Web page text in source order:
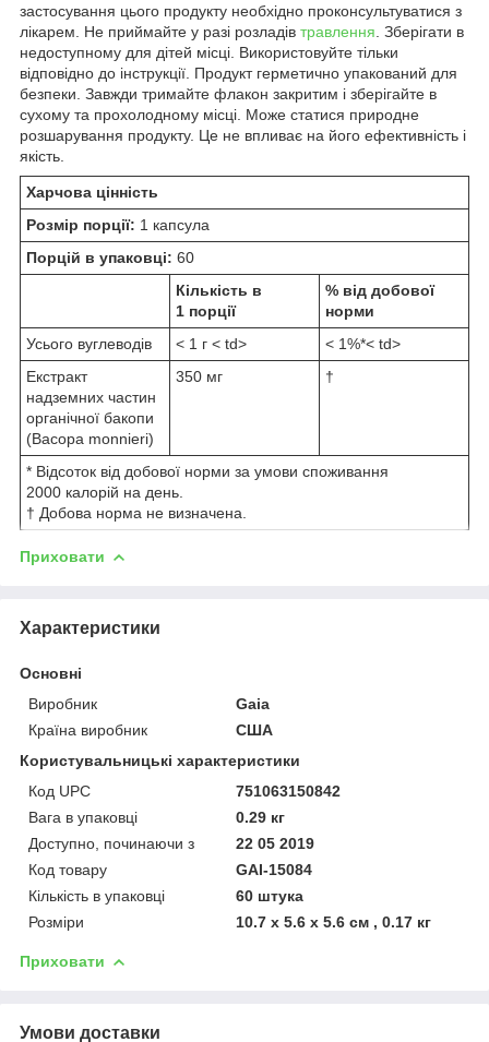
застосування цього продукту необхідно проконсультуватися з
лікарем. Не приймайте у разі розладів травлення . Зберігати в
недоступному для дітей місці. Використовуйте тільки
відповідно до інструкції. Продукт герметично упакований для
безпеки. Завжди тримайте флакон закритим і зберігайте в
сухому та прохолодному місці. Може статися природне
розшарування продукту. Це не впливає на його ефективність і
якість.
Харчова цінність
Розмір порції: 1 капсула
Порцій в упаковці: 60
Кількість в
1 порції
% від добової
норми
Усього вуглеводів
< 1 г < td>
< 1%*< td>
Екстракт
надземних частин
органічної бакопи
(Bacopa monnieri)
350 мг †
* Відсоток від добової норми за умови споживання
2000 калорій на день.
† Добова норма не визначена.
Приховати
Характеристики
Основні
Виробник
Gaia
Країна виробник
США
Користувальницькі характеристики
Код UPC
751063150842
Вага в упаковці
0.29 кг
Доступно, починаючи з
22 05 2019
Код товару
GAI-15084
Кількість в упаковці
60 штука
Розміри
10.7 x 5.6 x 5.6 см , 0.17 кг
Приховати
Умови доставки